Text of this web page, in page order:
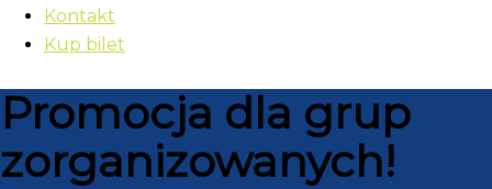
Kontakt
Kup bilet
Promocja dla grup
zorganizowanych!